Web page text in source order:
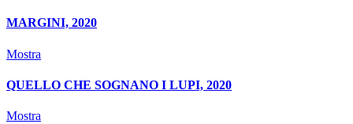
MARGINI, 2020
Mostra
QUELLO CHE SOGNANO I LUPI, 2020
Mostra